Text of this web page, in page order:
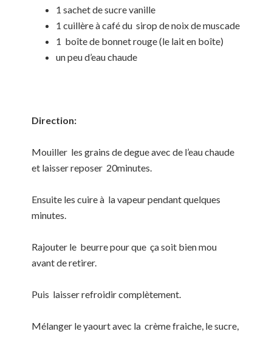
1 sachet de sucre vanille
1 cuillère à café du sirop de noix de muscade
1 boîte de bonnet rouge (le lait en boîte)
un peu d’eau chaude
Direction:
Mouiller les grains de degue avec de l’eau chaude
et laisser reposer 20minutes.
Ensuite les cuire à la vapeur pendant quelques
minutes.
Rajouter le beurre pour que ça soit bien mou
avant de retirer.
Puis laisser refroidir complètement.
Mélanger le yaourt avec la crème fraiche, le sucre,